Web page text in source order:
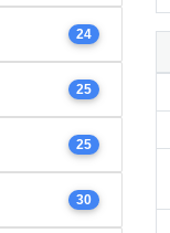
24
25
25
30